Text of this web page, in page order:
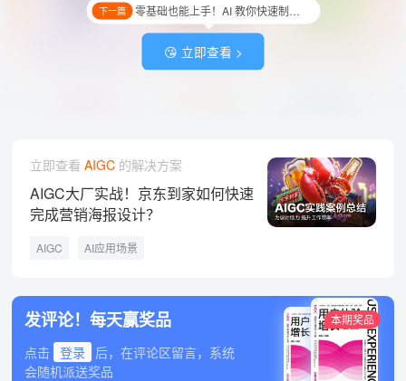
😘 立即查看 >
下一篇 零基础也能上手！AI 教你快速制作超萌水果贴纸！
立即查看 AIGC的解决方案
AIGC大厂实战！京东到家如何快速
完成营销海报设计？
AIGC AI应用场景
发评论！每天赢奖品
点击 登录
后，在评论区留言，系统
会随机派送奖品
本期奖品